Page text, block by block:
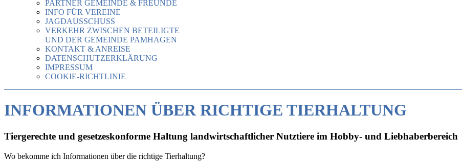
PARTNER GEMEINDE & FREUNDE
INFO FÜR VEREINE
JAGDAUSSCHUSS
VERKEHR ZWISCHEN BETEILIGTE
UND DER GEMEINDE PAMHAGEN
KONTAKT & ANREISE
DATENSCHUTZERKLÄRUNG
IMPRESSUM
COOKIE-RICHTLINIE
INFORMATIONEN ÜBER RICHTIGE TIERHALTUNG
Tiergerechte und gesetzeskonforme Haltung landwirtschaftlicher Nutztiere im Hobby- und Liebhaberbereich
Wo bekomme ich Informationen über die richtige Tierhaltung?